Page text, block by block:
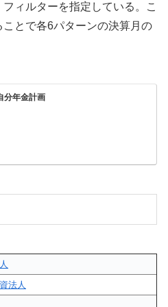
ィルターを指定している。こ
とで各6パターンの決算月の
分年金計画
法人